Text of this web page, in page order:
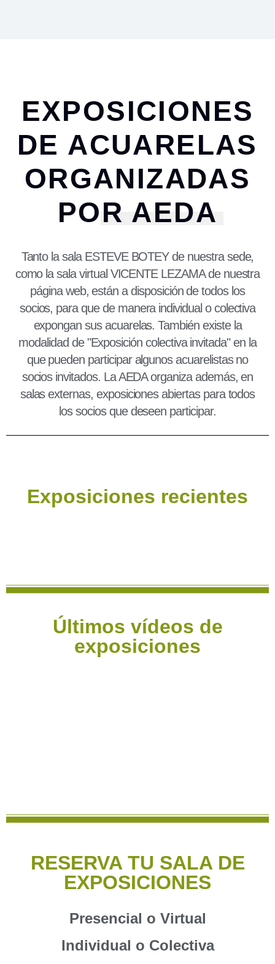
EXPOSICIONES
DE ACUARELAS
ORGANIZADAS
POR AEDA
Tanto la sala ESTEVE BOTEY de nuestra sede,
como la sala virtual VICENTE LEZAMA de nuestra
página web, están a disposición de todos los
socios, para que de manera individual o colectiva
expongan sus acuarelas. También existe la
modalidad de "Exposición colectiva invitada" en la
que pueden participar algunos acuarelistas no
socios invitados. La AEDA organiza además, en
salas externas, exposiciones abiertas para todos
los socios que deseen participar.
Exposiciones recientes
Últimos vídeos de
exposiciones
RESERVA TU SALA DE
EXPOSICIONES
Presencial o Virtual
Individual o Colectiva